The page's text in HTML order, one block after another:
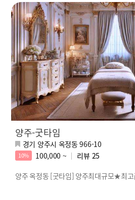
양주-굿타임
경기 양주시 옥정동 966-10
10% 100,000 ~ 리뷰 25
양주 옥정동 [굿타임] 양주최대규모★최